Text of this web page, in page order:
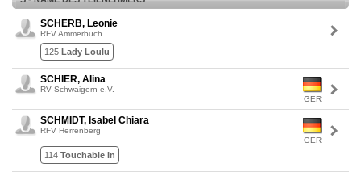
SCHERB, Leonie
RFV Ammerbuch
125 Lady Loulu
GER
SCHIER, Alina
RV Schwaigern e.V.
GER
SCHMIDT, Isabel Chiara
RFV Herrenberg
114 Touchable In